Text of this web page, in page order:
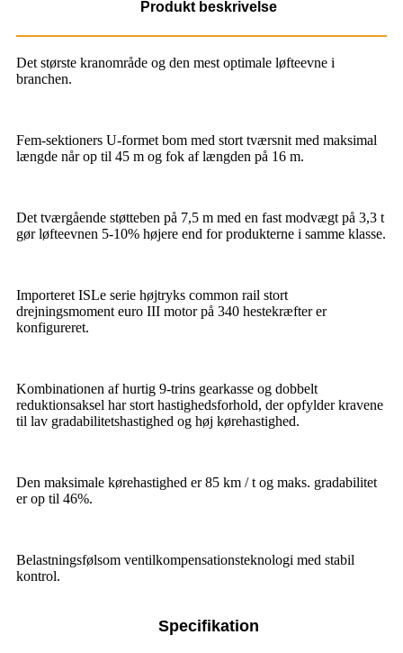
Produkt beskrivelse
Det største kranområde og den mest optimale løfteevne i
branchen.
Fem-sektioners U-formet bom med stort tværsnit med maksimal
længde når op til 45 m og fok af længden på 16 m.
Det tværgående støtteben på 7,5 m med en fast modvægt på 3,3 t
gør løfteevnen 5-10% højere end for produkterne i samme klasse.
Importeret ISLe serie højtryks common rail stort
drejningsmoment euro III motor på 340 hestekræfter er
konfigureret.
Kombinationen af ​​hurtig 9-trins gearkasse og dobbelt
reduktionsaksel har stort hastighedsforhold, der opfylder kravene
til lav gradabilitetshastighed og høj kørehastighed.
Den maksimale kørehastighed er 85 km / t og maks. gradabilitet
er op til 46%.
Belastningsfølsom ventilkompensationsteknologi med stabil
kontrol.
Specifikation